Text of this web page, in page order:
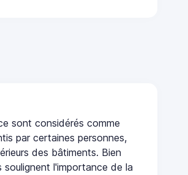
sont considérés comme
par certaines personnes,
des bâtiments. Bien
soulignent l'importance de la